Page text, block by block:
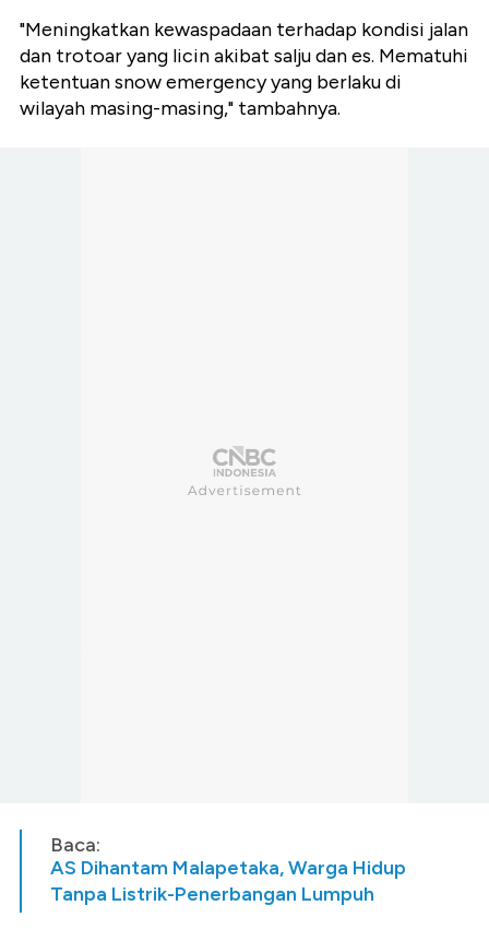
"Meningkatkan kewaspadaan terhadap kondisi jalan
dan trotoar yang licin akibat salju dan es. Mematuhi
ketentuan snow emergency yang berlaku di
wilayah masing-masing," tambahnya.
Baca:
AS Dihantam Malapetaka, Warga Hidup
Tanpa Listrik-Penerbangan Lumpuh